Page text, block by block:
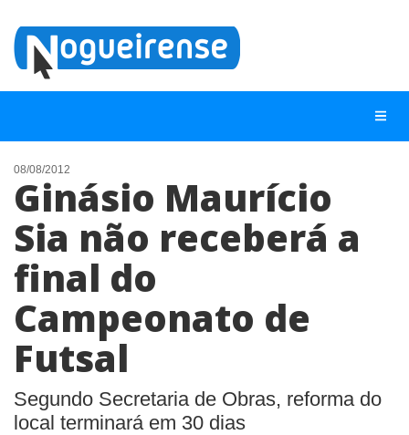
NOTÍCIAS
LISTA DIGITAL
TELEFONES ÚTEIS
CONTATO
ANUNCIE
08/08/2012
Ginásio Maurício
Sia não receberá a
final do
Campeonato de
Futsal
Segundo Secretaria de Obras, reforma do
local terminará em 30 dias